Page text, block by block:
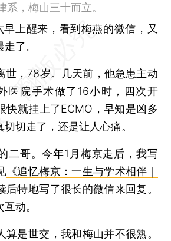
系，梅山三十而立。
上醒来，看到梅燕的微信，又
了。
，78岁。几天前，他急患主动
医院手术做了16小时，四次开
快就挂上了ECMO，早知是凶多
切走了，还是让人心痛。
哥。今年1月梅京走后，我写
《追忆梅京：一生与学术相伴｜
后特地写了很长的微信来回复。
动。
是世交，我和梅山并不很熟。